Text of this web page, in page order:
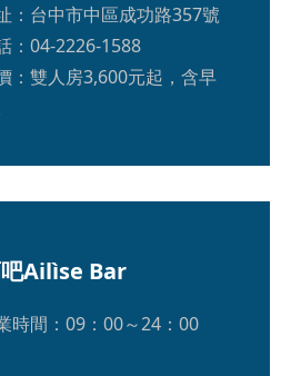
：台中市中區成功路357號
：04-2226-1588
：雙人房3,600元起，含早
Ailìse Bar
時間：09：00～24：00